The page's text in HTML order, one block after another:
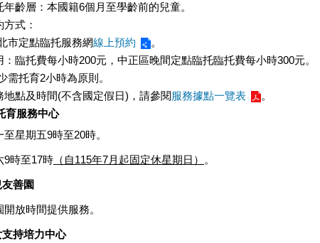
年齡層：本國籍6個月至學齡前的兒童。
式：
市定點臨托服務網線上預約
。
：臨托費每小時200元，中正區晚間定點臨托臨托費每小時300元。
需托育2小時為原則。
地點及時間(不含國定假日)，請參閱服務據點一覽表
。
育服務中心
至星期五9時至20時。
9時至17時 （自115年7月起固定休星期日） 。
善園
開放時間提供服務。
持培力中心